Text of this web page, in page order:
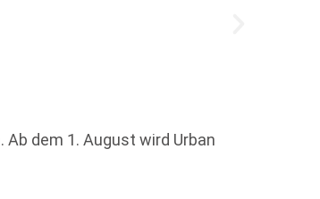
dem 1. August wird Urban